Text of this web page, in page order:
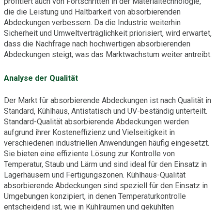
die die Leistung und Haltbarkeit von absorbierenden
Abdeckungen verbessern. Da die Industrie weiterhin
Sicherheit und Umweltverträglichkeit priorisiert, wird erwartet,
dass die Nachfrage nach hochwertigen absorbierenden
Abdeckungen steigt, was das Marktwachstum weiter antreibt.
Analyse der Qualität
Der Markt für absorbierende Abdeckungen ist nach Qualität in
Standard, Kühlhaus, Antistatisch und UV-beständig unterteilt.
Standard-Qualität absorbierende Abdeckungen werden
aufgrund ihrer Kosteneffizienz und Vielseitigkeit in
verschiedenen industriellen Anwendungen häufig eingesetzt.
Sie bieten eine effiziente Lösung zur Kontrolle von
Temperatur, Staub und Lärm und sind ideal für den Einsatz in
Lagerhäusern und Fertigungszonen. Kühlhaus-Qualität
absorbierende Abdeckungen sind speziell für den Einsatz in
Umgebungen konzipiert, in denen Temperaturkontrolle
entscheidend ist, wie in Kühlräumen und gekühlten